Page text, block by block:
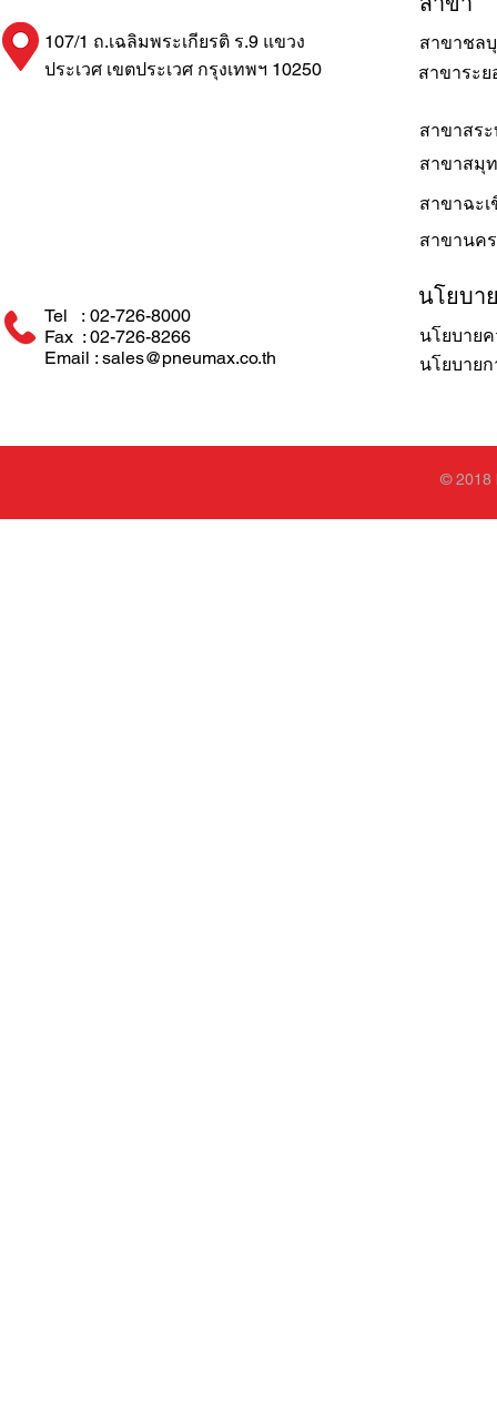
สาขาระย
107/1 ถ.เฉลิมพระเกียรติ ร.9 แขวง
ประเวศ เขตประเวศ กรุงเทพฯ 10250
สาขาสร
สาขาชล
สาขาสมุ
สาขาฉะเ
สาขานค
Tel : 02-726-8000
Fax : 02-726-8266
Email : sales@pneumax.co.th
นโยบา
นโยบาย
นโยบาย
© 2018